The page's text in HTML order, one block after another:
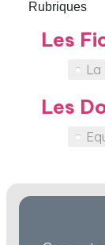
Rubriques
Les
La
Les